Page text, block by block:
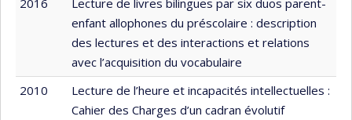
2016
Lecture de livres bilingues par six duos parent-
enfant allophones du préscolaire : description
des lectures et des interactions et relations
avec l’acquisition du vocabulaire
2010
Lecture de l’heure et incapacités intellectuelles :
Cahier des Charges d’un cadran évolutif